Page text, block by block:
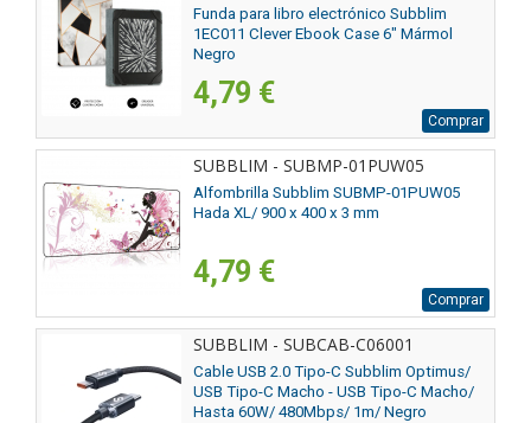
Funda para libro electrónico Subblim
1EC011 Clever Ebook Case 6" Mármol
Negro
4,79 €
Comprar
SUBBLIM - SUBMP-01PUW05
Alfombrilla Subblim SUBMP-01PUW05
Hada XL/ 900 x 400 x 3 mm
4,79 €
Comprar
SUBBLIM - SUBCAB-C06001
Cable USB 2.0 Tipo-C Subblim Optimus/
USB Tipo-C Macho - USB Tipo-C Macho/
Hasta 60W/ 480Mbps/ 1m/ Negro